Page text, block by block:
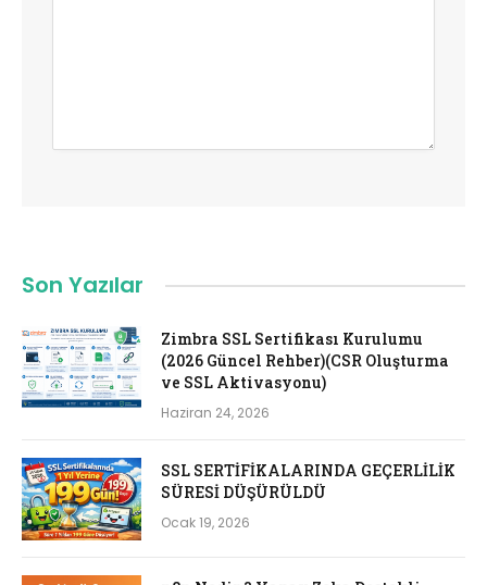
Son Yazılar
Zimbra SSL Sertifikası Kurulumu
(2026 Güncel Rehber)(CSR Oluşturma
ve SSL Aktivasyonu)
Haziran 24, 2026
SSL SERTİFİKALARINDA GEÇERLİLİK
SÜRESİ DÜŞÜRÜLDÜ
Ocak 19, 2026